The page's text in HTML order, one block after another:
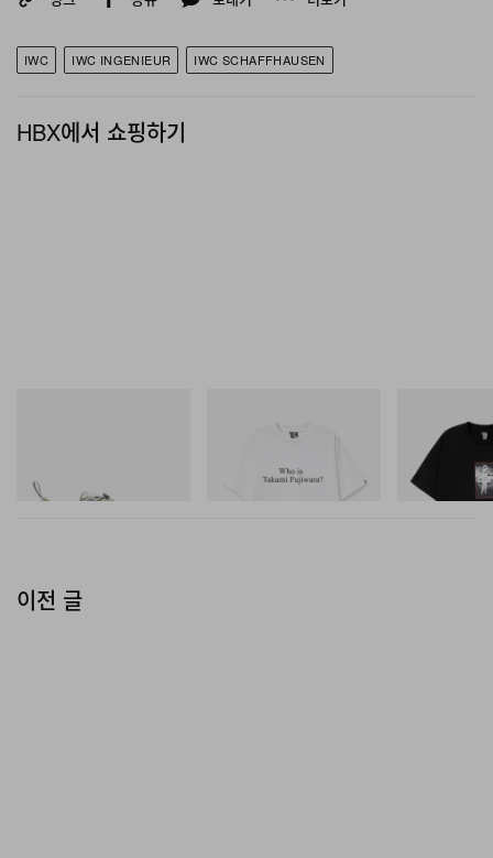
IWC IWC INGENIEUR IWC SCHAFFHAUSEN
HBX에서 쇼핑하기
쇼핑하기
Billionaire Boys Club X Initial
D Cotton T-Shirt 3
BILLIONAIRE
INITIAL D
쇼핑하기
이전 글